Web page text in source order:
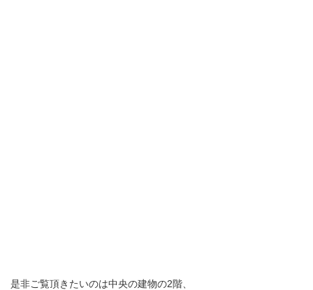
是非ご覧頂きたいのは中央の建物の2階、